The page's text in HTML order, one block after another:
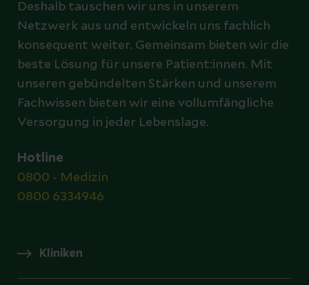
Deshalb tauschen wir uns in unserem
Netzwerk aus und entwickeln uns fachlich
konsequent weiter. Gemeinsam bieten wir die
beste Lösung für unsere Patient:innen. Mit
unseren gebündelten Stärken und unserem
Fachwissen bieten wir eine vollumfängliche
Versorgung in jeder Lebenslage.
Hotline
0800 - Medizin
0800 6334946
Kliniken